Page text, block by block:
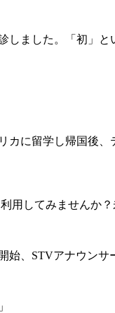
しました。「初」
カに留学し帰国後
用してみませんか？
始、STVアナウン